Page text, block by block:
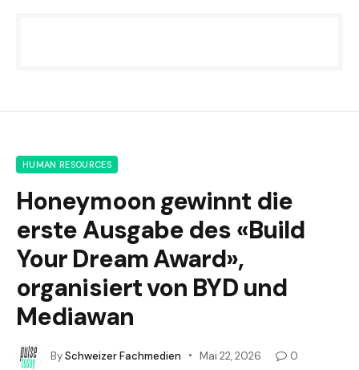
HUMAN RESOURCES
Honeymoon gewinnt die
erste Ausgabe des «Build
Your Dream Award»,
organisiert von BYD und
Mediawan
BySchweizer Fachmedien Mai 22, 2026
0